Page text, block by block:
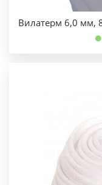
Вилатерм 6,0 мм,